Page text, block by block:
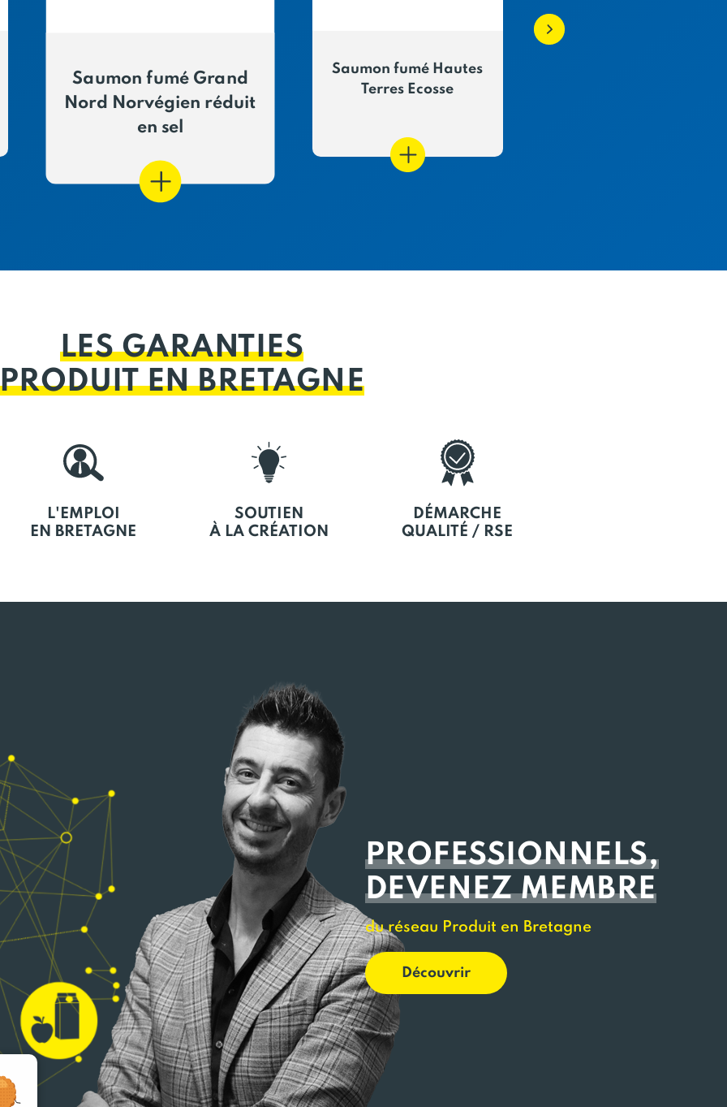
Saumon fumé Grand
Nord Norvégien réduit
en sel
Saumon fumé Hautes
Terres Ecosse
LES GARANTIES
EN BRETAGNE
L'EMPLOI
EN BRETAGNE
SOUTIEN
À LA CRÉATION
DÉMARCHE
QUALITÉ / RSE
PROFESSIONNELS,
DEVENEZ MEMBRE
du réseau Produit en Bretagne
Découvrir